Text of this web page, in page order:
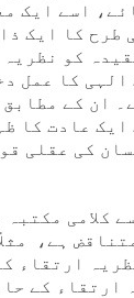
اسے ایک
کا ایک
کو نظریہ
کا عمل
ان کے
عادت کا
کی عقلی
کلامی
ہے،
ارتقاء
کے